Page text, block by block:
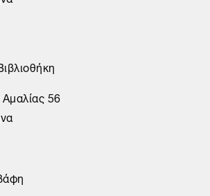
56